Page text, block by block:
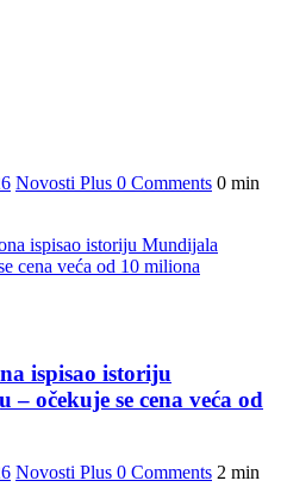
Novosti Plus 0 Comments 0 min
ispisao istoriju
očekuje se cena veća od
Novosti Plus 0 Comments 2 min